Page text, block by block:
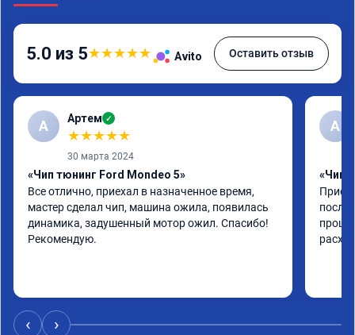
5.0 из 5★★★★★ Avito Оставить отзыв
А Артем ✓
★★★★★
30 марта 2024
«Чип тюнинг Ford Mondeo 5»
Все отлично, приехал в назначенное время,
мастер сделал чип, машина ожила, появилась
динамика, задушенный мотор ожил. Спасибо!
Рекомендую.
А
«Чип
после
‹ ›